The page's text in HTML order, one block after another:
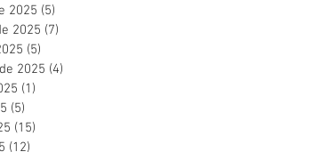
2025 (5)
2025 (7)
(5)
2025 (4)
(1)
(5)
(15)
(12)